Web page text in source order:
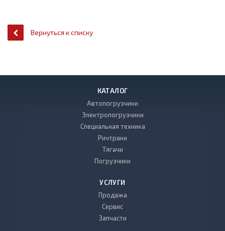
Вернуться к списку
КАТАЛОГ
Автопогрузчики
Электропогрузчики
Специальная техника
Ричтраки
Тягачи
Погрузчики
УСЛУГИ
Продажа
Сервис
Запчасти